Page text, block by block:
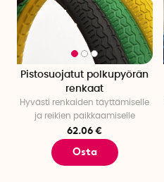
Pistosuojatut polkupyörän
renkaat
Hyvästi renkaiden täyttämiselle
ja reikien paikkaamiselle
62.06 €
Osta